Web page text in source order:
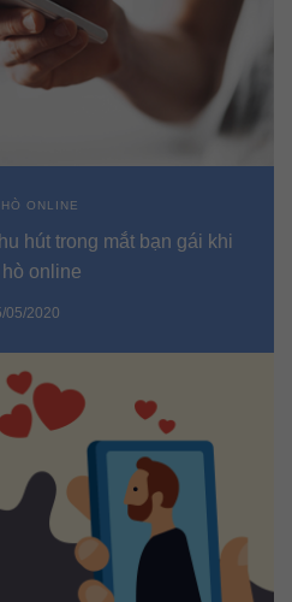
ONLINE
hút trong mắt bạn gái khi
hò online
05/2020